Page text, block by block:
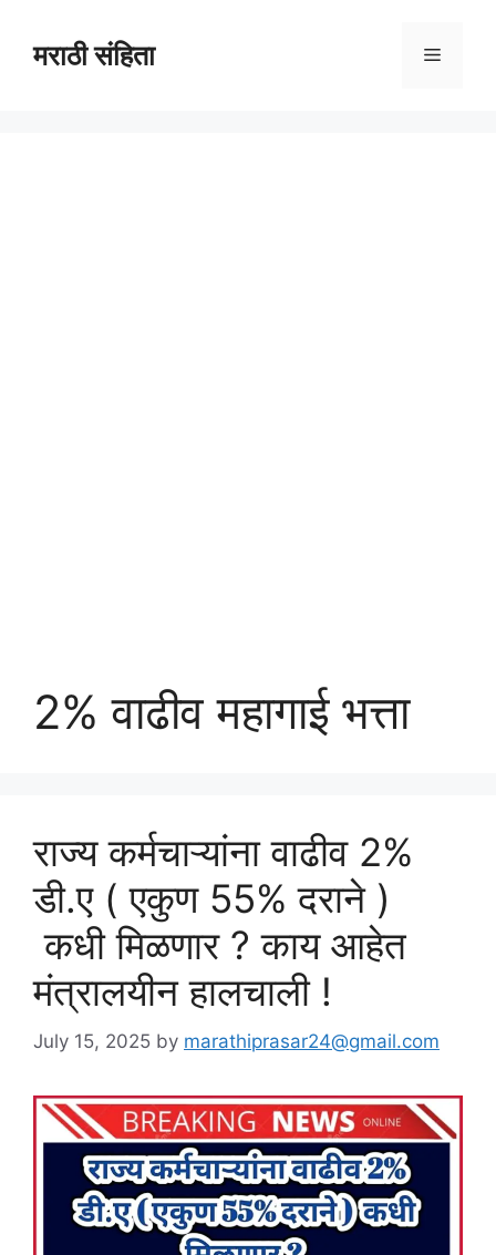
contentमराठी संहिता Menu
2% वाढीव महागाई भत्ता
राज्य कर्मचाऱ्यांना वाढीव 2%
डी.ए ( एकुण 55% दराने )
कधी मिळणार ? काय आहेत
मंत्रालयीन हालचाली !
July 15, 2025 by marathiprasar24@gmail.com